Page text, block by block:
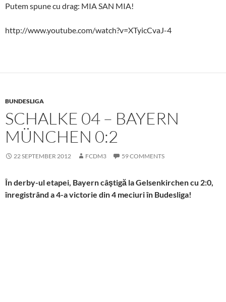
Putem spune cu drag: MIA SAN MIA!
http://www.youtube.com/watch?v=XTyicCvaJ-4
BUNDESLIGA
SCHALKE 04 – BAYERN
MÜNCHEN 0:2
22 SEPTEMBER 2012 FCDM3 59 COMMENTS
În derby-ul etapei, Bayern câştigă la Gelsenkirchen cu 2:0,
înregistrând a 4-a victorie din 4 meciuri în Budesliga!